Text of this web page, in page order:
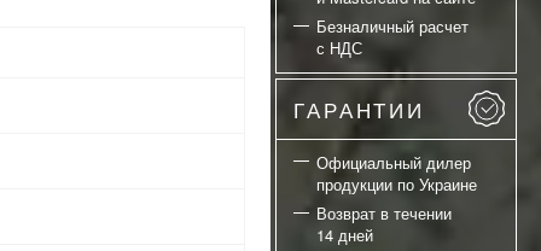
Безналичный расчет
с НДС
ГАРАНТИИ
Официальный дилер
продукции по Украине
Возврат в течении
14 дней